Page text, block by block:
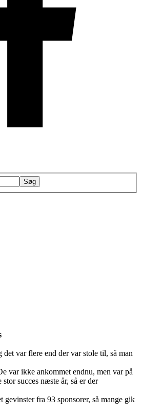
Søg
var flere end der var stole til, så man
var ikke ankommet endnu, men var på
succes næste år, så er der
gevinster fra 93 sponsorer, så mange gik